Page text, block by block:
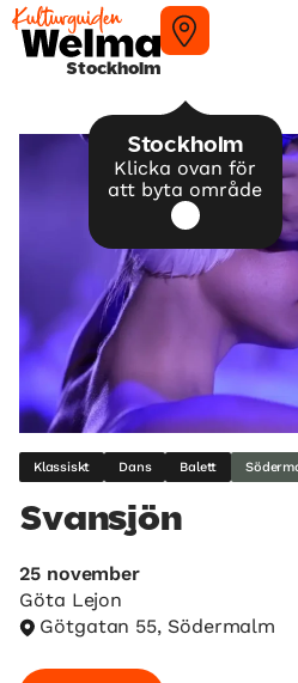
Stockholm
Stockholm
Klicka ovan för
att byta område
Klassiskt Dans Balett
Svansjön
25 november
Göta Lejon
Götgatan 55, Södermalm